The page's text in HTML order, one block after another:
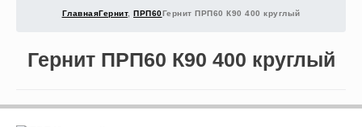
ГлавнаяГернит, ПРП60Гернит ПРП60 К90 400 круглый
Гернит ПРП60 К90 400 круглый